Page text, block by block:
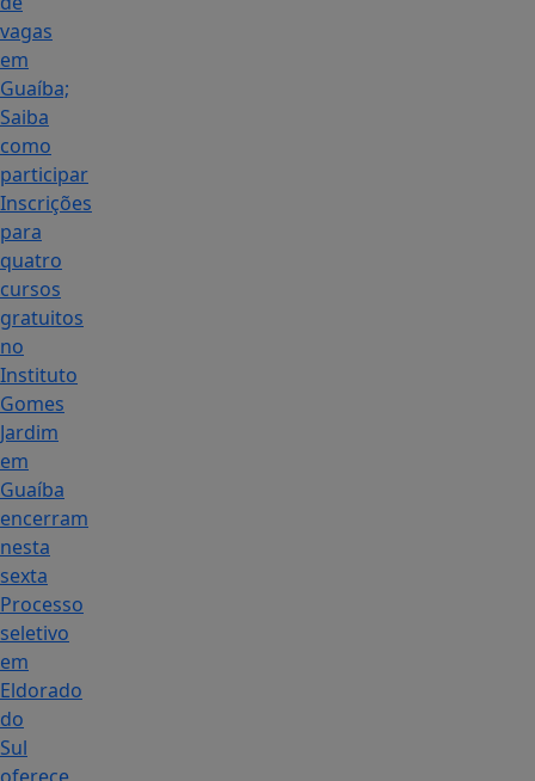
vagas
em
Guaíba;
Saiba
como
participar
Inscrições
para
quatro
cursos
gratuitos
no
Instituto
Gomes
Jardim
em
Guaíba
encerram
nesta
sexta
Processo
seletivo
em
Eldorado
do
Sul